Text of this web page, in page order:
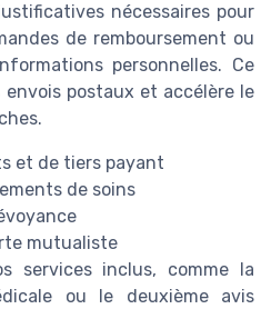
nécessaires pour
de remboursement ou
personnelles. Ce
postaux et accélère le
et de tiers payant
de soins
mutualiste
services inclus, comme la
ou le deuxième avis